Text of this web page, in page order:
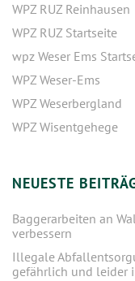
WPZ RUZ Reinhausen
WPZ RUZ Startseite
wpz Weser Ems
WPZ Weser-Ems
WPZ Weserbergland
WPZ Wisentgehege
NEUESTE
Baggerarbeiten an
verbessern
Illegale
gefährlich und leider